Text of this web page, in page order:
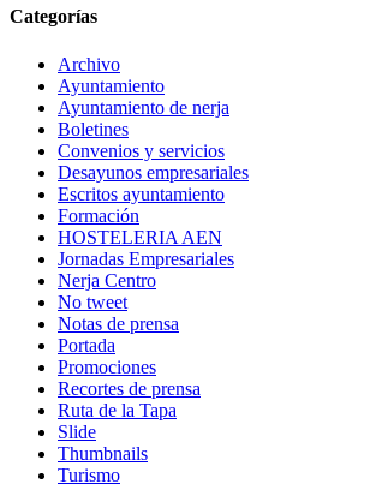
Categorías
Archivo
Ayuntamiento
Ayuntamiento de nerja
Boletines
Convenios y servicios
Desayunos empresariales
Escritos ayuntamiento
Formación
HOSTELERIA AEN
Jornadas Empresariales
Nerja Centro
No tweet
Notas de prensa
Portada
Promociones
Recortes de prensa
Ruta de la Tapa
Slide
Thumbnails
Turismo